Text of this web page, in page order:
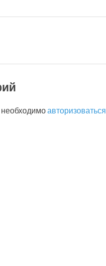
авторизоваться